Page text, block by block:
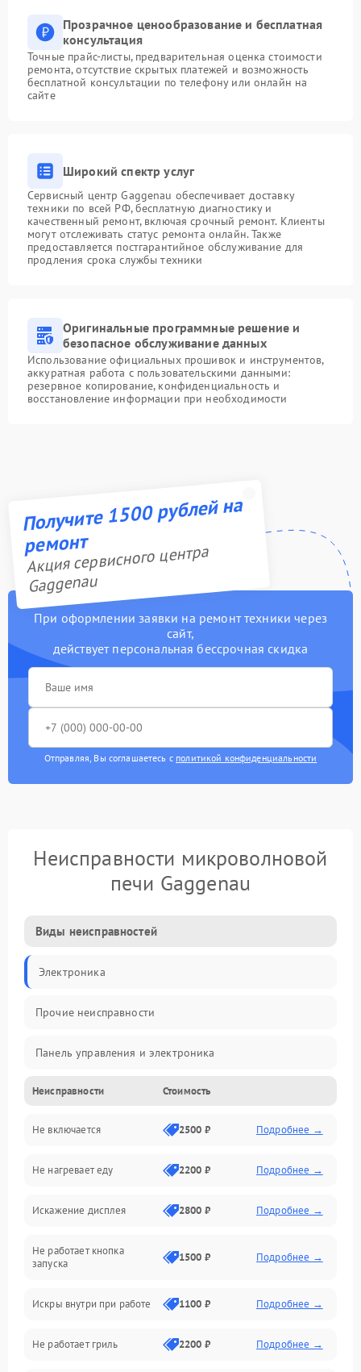
Прозрачное ценообразование и бесплатная
консультация
Точные прайс-листы, предварительная оценка стоимости
ремонта, отсутствие скрытых платежей и возможность
бесплатной консультации по телефону или онлайн на
сайте
Широкий спектр услуг
Сервисный центр Gaggenau обеспечивает доставку
техники по всей РФ, бесплатную диагностику и
качественный ремонт, включая срочный ремонт. Клиенты
могут отслеживать статус ремонта онлайн. Также
предоставляется постгарантийное обслуживание для
продления срока службы техники
Оригинальные программные решение и
безопасное обслуживание данных
Использование официальных прошивок и инструментов,
аккуратная работа с пользовательскими данными:
резервное копирование, конфиденциальность и
восстановление информации при необходимости
Получите 1500 рублей на
ремонт
Акция сервисного центра
Gaggenau
При оформлении заявки на ремонт техники через
сайт,
действует персональная бессрочная скидка
Отправляя, Вы соглашаетесь с политикой конфиденциальности
Неисправности микроволновой
печи Gaggenau
Виды неисправностей
Электроника
Прочие неисправности
Панель управления и электроника
Дверца и корпус
Механика и внутренние элементы
Механические повреждения
Питание и запуск
Нагрев и приготовление
Программное обеспечение
Неисправности Стоимость
Не включается 2500 ₽ Подробнее →
Не нагревает еду 2200 ₽ Подробнее →
Искажение дисплея 2800 ₽ Подробнее →
Не работает кнопка
запуска
1500 ₽ Подробнее →
Искры внутри при работе 1100 ₽ Подробнее →
Не работает гриль 2200 ₽ Подробнее →